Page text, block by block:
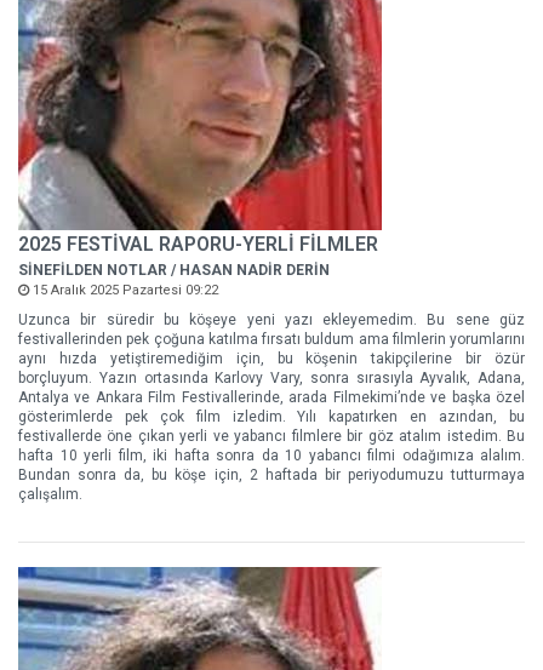
2025 FESTİVAL RAPORU-YERLİ FİLMLER
SİNEFİLDEN NOTLAR / HASAN NADİR DERİN
15 Aralık 2025 Pazartesi 09:22
Uzunca bir süredir bu köşeye yeni yazı ekleyemedim. Bu sene güz
festivallerinden pek çoğuna katılma fırsatı buldum ama filmlerin yorumlarını
aynı hızda yetiştiremediğim için, bu köşenin takipçilerine bir özür
borçluyum. Yazın ortasında Karlovy Vary, sonra sırasıyla Ayvalık, Adana,
Antalya ve Ankara Film Festivallerinde, arada Filmekimi’nde ve başka özel
gösterimlerde pek çok film izledim. Yılı kapatırken en azından, bu
festivallerde öne çıkan yerli ve yabancı filmlere bir göz atalım istedim. Bu
hafta 10 yerli film, iki hafta sonra da 10 yabancı filmi odağımıza alalım.
Bundan sonra da, bu köşe için, 2 haftada bir periyodumuzu tutturmaya
çalışalım.